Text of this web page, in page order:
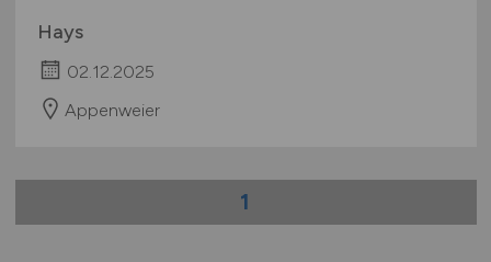
Hays
02.12.2025
Appenweier
1